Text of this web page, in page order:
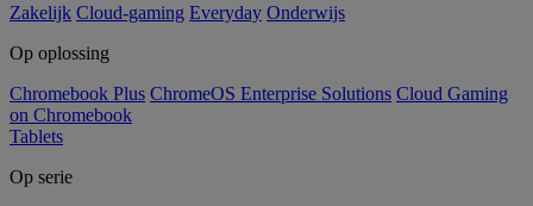
Zakelijk Cloud-gaming Everyday Onderwijs
Op oplossing
Chromebook Plus ChromeOS Enterprise Solutions Cloud Gaming
on Chromebook
Tablets
Op serie